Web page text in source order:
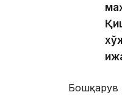
Бошқарув